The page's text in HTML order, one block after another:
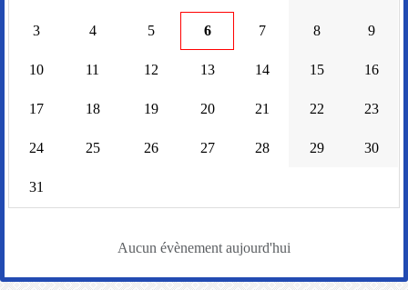
3 4 5 6 7 8 9
10 11 12 13 14 15 16
17 18 19 20 21 22 23
24 25 26 27 28 29 30
31
Aucun évènement aujourd'hui